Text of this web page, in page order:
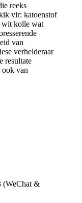
reeks
vir: katoenstof
wit kolle wat
van
verhelderaar
resultate
van
(WeChat &